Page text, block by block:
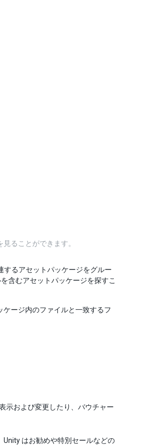
ることができます。
するアセットパッケージをグルー
含むアセットパッケージを探すこ
ージ内のファイルと一致するフ
示および変更したり、バウチャー
はお勧めや特別セールなどの